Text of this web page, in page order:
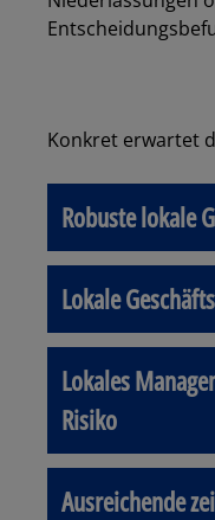
Konkret erwartet
Robuste lokale
Lokale
Lokales
Risiko
Ausreichende